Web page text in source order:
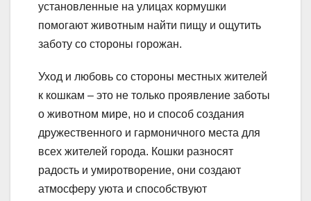
установленные на улицах кормушки
помогают животным найти пищу и ощутить
заботу со стороны горожан.
Уход и любовь со стороны местных жителей
к кошкам – это не только проявление заботы
о животном мире, но и способ создания
дружественного и гармоничного места для
всех жителей города. Кошки разносят
радость и умиротворение, они создают
атмосферу уюта и способствуют